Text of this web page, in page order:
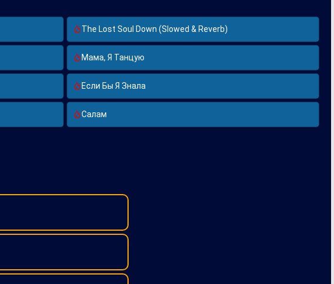
The Lost Soul Down (Slowed & Reverb)
Мама, Я Танцую
Если Бы Я Знала
Салам